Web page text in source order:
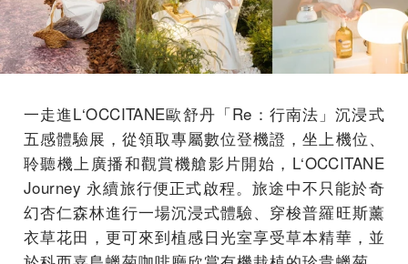
一走進L‘OCCITANE歐舒丹「Re：行南法」沉浸式
五感體驗展，從領取專屬數位登機證，坐上機位、
聆聽機上廣播和觀賞機艙影片開始，L‘OCCITANE
Journey 永續旅行便正式啟程。旅途中不只能於奇
幻杏仁森林進行一場沉浸式體驗、穿梭普羅旺斯薰
衣草花田，更可來到植感日光室享受草本精華，並